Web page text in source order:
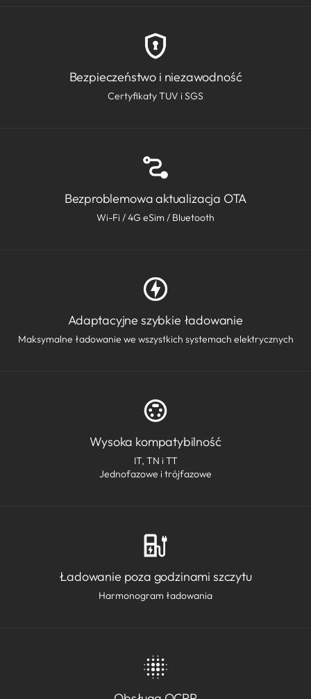
Bezpieczeństwo i niezawodność
Certyfikaty TUV i SGS
Bezproblemowa aktualizacja OTA
Wi-Fi / 4G eSim / Bluetooth
Adaptacyjne szybkie ładowanie
Maksymalne ładowanie we wszystkich systemach elektrycznych
Wysoka kompatybilność
IT, TN i TT
Jednofazowe i trójfazowe
Ładowanie poza godzinami szczytu
Harmonogram ładowania